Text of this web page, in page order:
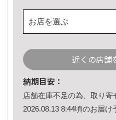
お店を選ぶ
近くの店舗
納期目安：
店舗在庫不足の為、取り寄
2026.08.13 8:44頃のお届け